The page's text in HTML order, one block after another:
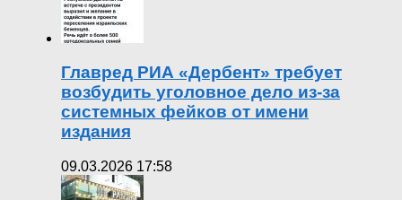
Главред РИА «Дербент» требует
возбудить уголовное дело из-за
системных фейков от имени
издания
09.03.2026 17:58